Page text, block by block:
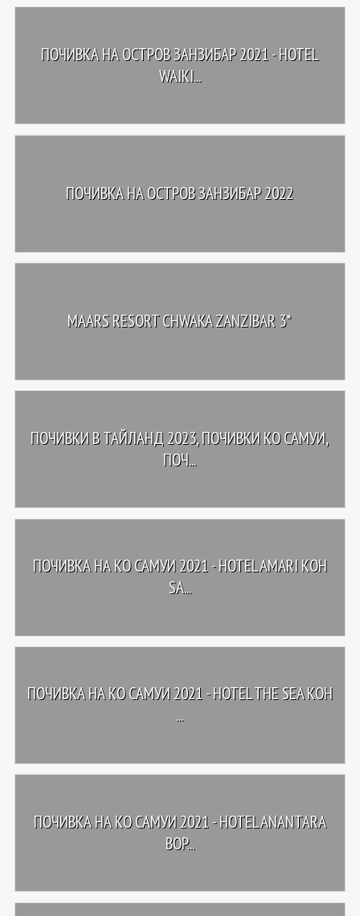
ПОЧИВКА НА ОСТРОВ ЗАНЗИБАР 2021 - HOTEL
WAIKI...
ПОЧИВКА НА ОСТРОВ ЗАНЗИБАР 2022
MAARS RESORT CHWAKA ZANZIBAR 3*
ПОЧИВКИ В ТАЙЛАНД 2023, ПОЧИВКИ КО САМУИ,
ПОЧ...
ПОЧИВКА НА КО САМУИ 2021 - HOTEL AMARI KOH
SA...
ПОЧИВКА НА КО САМУИ 2021 - HOTEL THE SEA KOH
...
ПОЧИВКА НА КО САМУИ 2021 - HOTEL ANANTARA
BOP...